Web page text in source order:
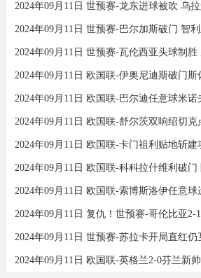
2024年09月11日 世预赛-巴尔加斯破门 智
2024年09月11日 世预赛-瓦伦西亚头球制
2024年09月11日 欧国联-卡门祖利贴地斩